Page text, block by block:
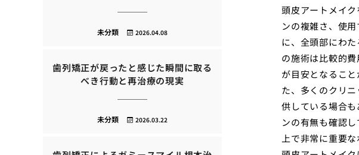
頭皮アートメイ
ンの複雑さ、使
に、全頭部にわ
の施術は比較的
が目安となるこ
た、多くのクリ
供している場合
ンの有無も確認
上で非常に重要
2026.04.08
未分類
歯列矯正が戻ったと感じた瞬間に取る
べき行動と再治療の現実
2026.03.22
未分類